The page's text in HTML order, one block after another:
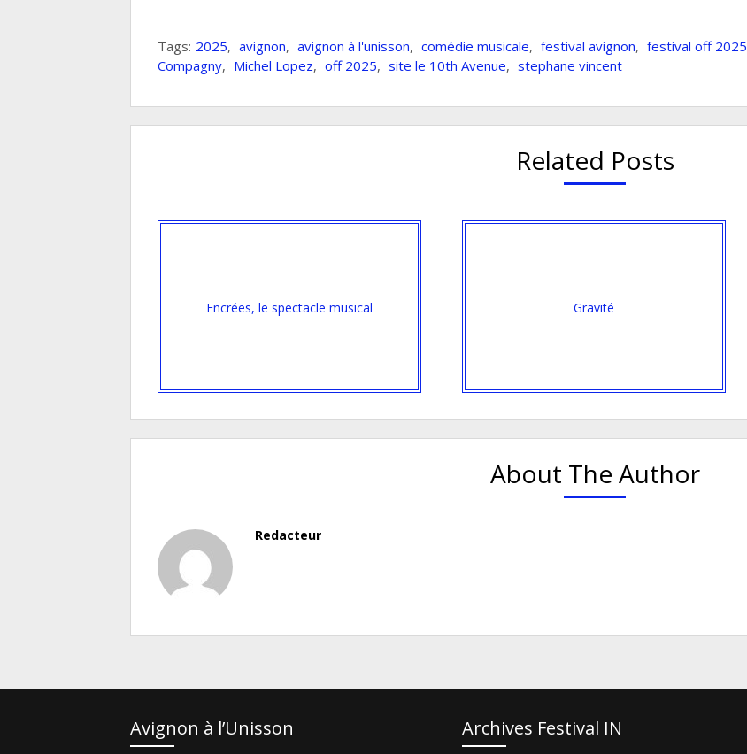
Tags: 2025, avignon, avignon à l'unisson, comédie musicale, festival avignon, festival off 2025
Compagny, Michel Lopez, off 2025, site le 10th Avenue, stephane vincent
Related Posts
Encrées, le spectacle musical Gravité
About The Author
Redacteur
Avignon à l’Unisson Archives Festival IN